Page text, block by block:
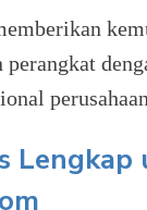
perusahaan